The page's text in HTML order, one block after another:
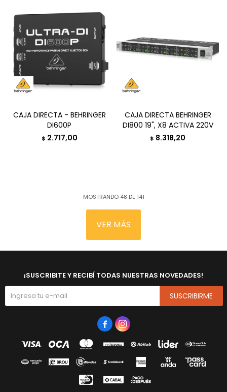
CAJA DIRECTA - BEHRINGER
DI600P
$ 2.717,00
CAJA DIRECTA BEHRINGER
DI800 19", X8 ACTIVA 220V
$ 8.318,20
MOSTRANDO 48 DE 141
VER MÁS
¡SUSCRIBITE Y RECIBÍ TODAS NUESTRAS NOVEDADES!
SUSCRIBIRME
 